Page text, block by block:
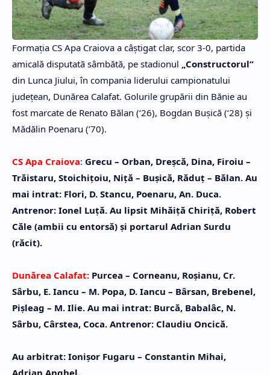
Formaţia CS Apa Craiova a câştigat clar, scor 3-0, partida
amicală disputată sâmbătă, pe stadionul „Constructorul“
din Lunca Jiului, în compania liderului campionatului
judeţean, Dunărea Calafat. Golurile grupării din Bănie au
fost marcate de Renato Bălan (‘26), Bogdan Buşică (‘28) şi
Mădălin Poenaru (’70).
CS Apa Craiova: Grecu – Orban, Dreşcă, Dina, Firoiu –
Trăistaru, Stoichiţoiu, Niţă – Buşică, Răduţ – Bălan. Au
mai intrat: Flori, D. Stancu, Poenaru, An. Duca.
Antrenor: Ionel Luţă. Au lipsit Mihăiţă Chiriţă, Robert
Căle (ambii cu entorsă) şi portarul Adrian Surdu
(răcit).
Dunărea Calafat: Purcea – Corneanu, Roşianu, Cr.
Sârbu, E. Iancu – M. Popa, D. Iancu – Bârsan, Brebenel,
Pişleag – M. Ilie. Au mai intrat: Burcă, Babalâc, N.
Sârbu, Cârstea, Coca. Antrenor: Claudiu Oncică.
Au arbitrat: Ionişor Fugaru – Constantin Mihai,
Adrian Anghel.